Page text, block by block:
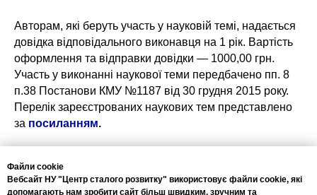
Файли cookie
Вебсайт НУ "Центр сталого розвитку" використовує файли cookie, які
допомагають нам зробити сайт більш швидким, зручним та
Авторам, які беруть участь у науковій темі, надається
довідка відповідального виконавця на 1 рік. Вартість
оформлення та відправки довідки — 1000,00 грн.
Участь у виконанні наукової теми передбачено пп. 8
п.38 Постанови КМУ №1187 від 30 грудня 2015 року.
Перелік зареєстрованих наукових тем представлено
за посиланням.
📞+38(044)222-5889
📱+38(067)333-4556